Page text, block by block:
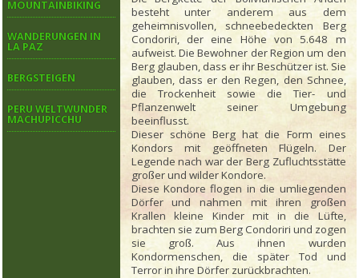
MOUNTAINBIKING
WANDERUNGEN IN
LA PAZ
BERGSTEIGEN
PERU WELTWUNDER
MACHUPICCHU
besteht unter anderem aus dem
geheimnisvollen, schneebedeckten Berg
Condoriri, der eine Höhe von 5.648 m
aufweist. Die Bewohner der Region um den
Berg glauben, dass er ihr Beschützer ist. Sie
glauben, dass er den Regen, den Schnee,
die Trockenheit sowie die Tier- und
Pflanzenwelt seiner Umgebung
beeinflusst.
Dieser schöne Berg hat die Form eines
Kondors mit geöffneten Flügeln. Der
Legende nach war der Berg Zufluchtsstätte
großer und wilder Kondore.
Diese Kondore flogen in die umliegenden
Dörfer und nahmen mit ihren großen
Krallen kleine Kinder mit in die Lüfte,
brachten sie zum Berg Condoriri und zogen
sie groß. Aus ihnen wurden
Kondormenschen, die später Tod und
Terror in ihre Dörfer zurückbrachten.